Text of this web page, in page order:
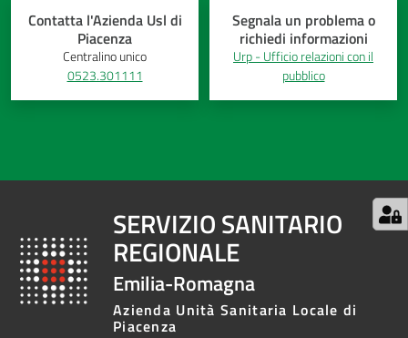
Contatta l'Azienda Usl di
Piacenza
Centralino unico
0523.301111
Segnala un problema o
richiedi informazioni
Urp - Ufficio relazioni con il
pubblico
SERVIZIO SANITARIO
REGIONALE
Emilia-Romagna
Azienda Unità Sanitaria Locale di
Piacenza